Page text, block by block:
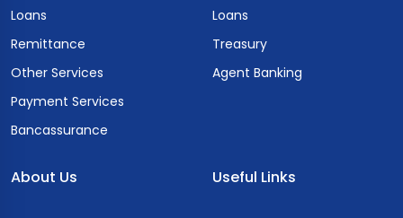
Loans
Remittance
Other Services
Payment Services
Bancassurance
Loans
Treasury
Agent Banking
About Us Useful Links